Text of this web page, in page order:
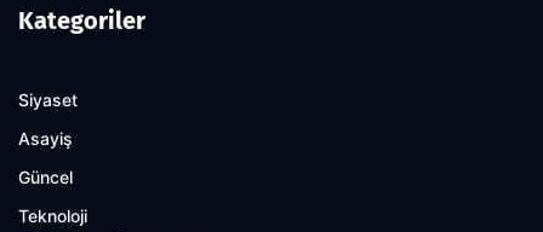
Kategoriler
Siyaset
Asayiş
Güncel
Teknoloji